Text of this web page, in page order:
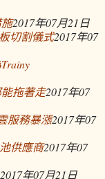
2017年07月21日
切割儀式2017年07
拖著走2017年07
服務暴漲2017年07
供應商2017年07
2017年07月21日